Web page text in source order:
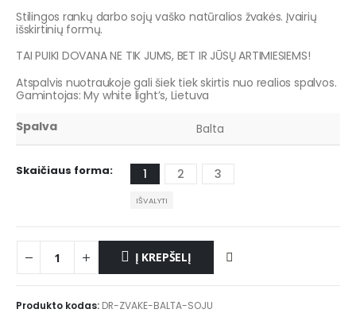
Stilingos rankų darbo sojų vaško natūralios žvakės. Įvairių
išskirtinių formų.
TAI PUIKI DOVANA NE TIK JUMS, BET IR JŪSŲ ARTIMIESIEMS!
Atspalvis nuotraukoje gali šiek tiek skirtis nuo realios spalvos.
Gamintojas: My white light’s, Lietuva
Spalva
Balta
Skaičiaus forma 1 2 3
IŠVALYTI
Į KREPŠELĮ
Produkto kodas: DR-ZVAKE-BALTA-SOJU